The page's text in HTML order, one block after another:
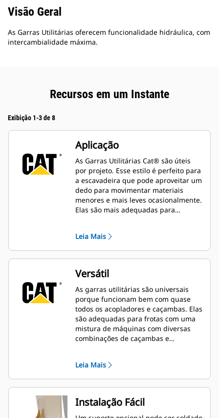
Visão Geral
As Garras Utilitárias oferecem funcionalidade hidráulica, com
intercambialidade máxima.
Recursos em um Instante
Exibição 1-3 de 8
Aplicação
As Garras Utilitárias Cat® são úteis
por projeto. Esse estilo é perfeito para
a escavadeira que pode aproveitar um
dedo para movimentar materiais
menores e mais leves ocasionalmente.
Elas são mais adequadas para
Leia Mais
Versátil
As garras utilitárias são universais
porque funcionam bem com quase
todos os acopladores e caçambas. Elas
são adequadas para frotas com uma
mistura de máquinas com diversas
combinações de caçambas e
Leia Mais
Instalação Fácil